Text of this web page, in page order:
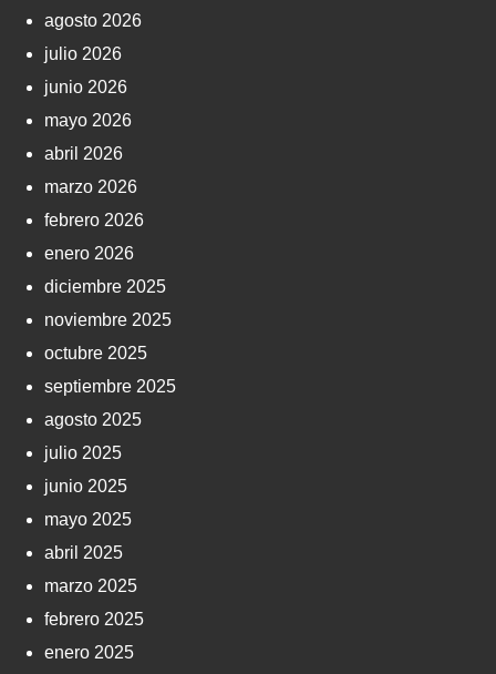
agosto 2026
julio 2026
junio 2026
mayo 2026
abril 2026
marzo 2026
febrero 2026
enero 2026
diciembre 2025
noviembre 2025
octubre 2025
septiembre 2025
agosto 2025
julio 2025
junio 2025
mayo 2025
abril 2025
marzo 2025
febrero 2025
enero 2025